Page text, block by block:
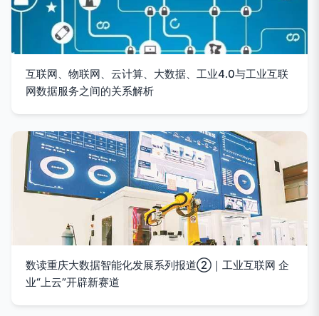
互联网、物联网、云计算、大数据、工业4.0与工业互联
网数据服务之间的关系解析
数读重庆大数据智能化发展系列报道②｜工业互联网 企
业“上云”开辟新赛道